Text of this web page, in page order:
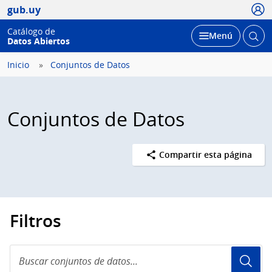
gub.uy
Catálogo de
Datos Abiertos
Desplegar
Menú Abrir
Inicio Conjuntos de Datos
Conjuntos de Datos
Compartir esta página
Filtros
conjuntos